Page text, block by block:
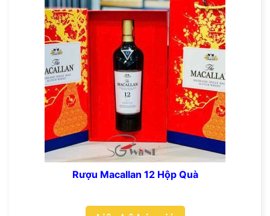
Rượu Macallan 12 Hộp Quà